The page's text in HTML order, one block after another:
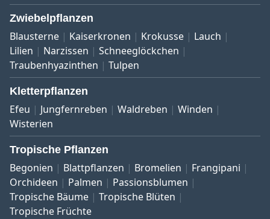
Zwiebelpflanzen
Blausterne Kaiserkronen Krokusse
Lauch
Lilien
Narzissen
Schneeglöckchen
Traubenhyazinthen
Tulpen
Kletterpflanzen
Efeu Jungfernreben Waldreben
Winden
Wisterien
Tropische Pflanzen
Begonien Blattpflanzen Bromelien
Frangipani
Orchideen
Palmen
Passionsblumen
Tropische Bäume
Tropische Blüten
Tropische Früchte